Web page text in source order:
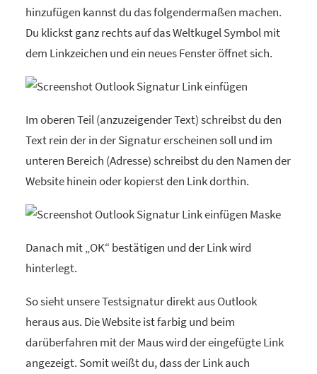
hinzufügen kannst du das folgendermaßen machen.
Du klickst ganz rechts auf das Weltkugel Symbol mit
dem Linkzeichen und ein neues Fenster öffnet sich.
Im oberen Teil (anzuzeigender Text) schreibst du den
Text rein der in der Signatur erscheinen soll und im
unteren Bereich (Adresse) schreibst du den Namen der
Website hinein oder kopierst den Link dorthin.
Danach mit „OK“ bestätigen und der Link wird
hinterlegt.
So sieht unsere Testsignatur direkt aus Outlook
heraus aus. Die Website ist farbig und beim
darüberfahren mit der Maus wird der eingefügte Link
angezeigt. Somit weißt du, dass der Link auch